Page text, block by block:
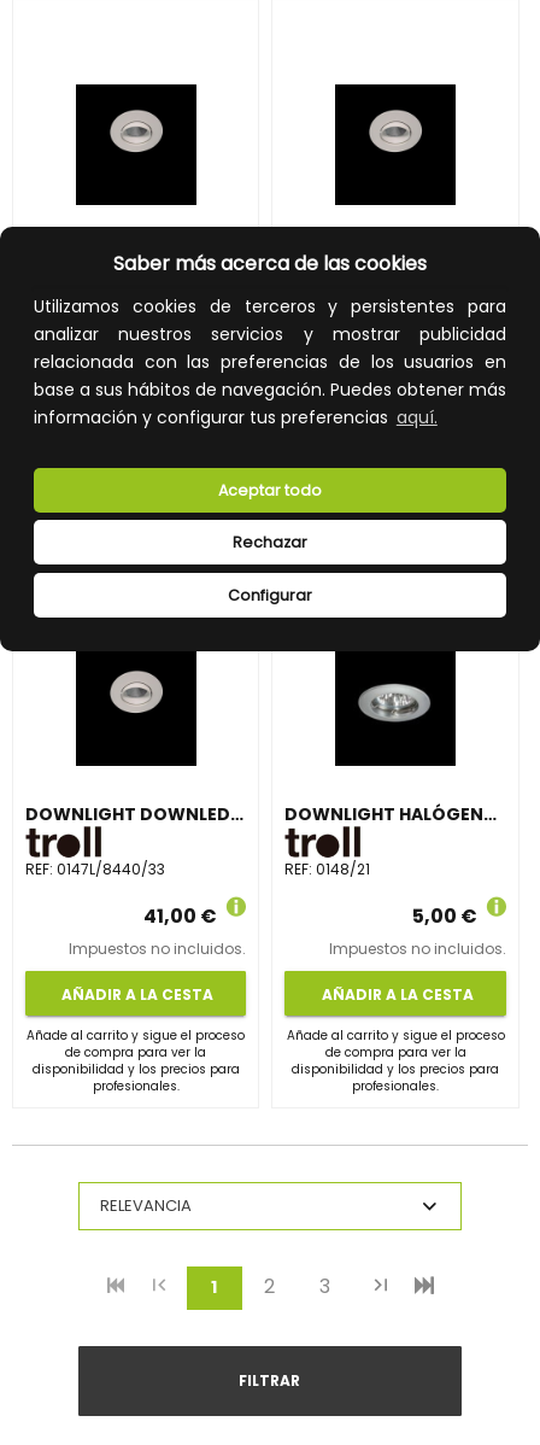
Saber más acerca de las cookies
Utilizamos cookies de terceros y persistentes para
analizar nuestros servicios y mostrar publicidad
relacionada con las preferencias de los usuarios en
base a sus hábitos de navegación. Puedes obtener más
información y configurar tus preferencias aquí.
Configurar
Rechazar
Aceptar todo
DOWNLIGHT DOWNLED 3000K 40º 7W NEGRO
REF:0147L/8340/04
31,00 €
Impuestos no incluidos.
AÑADIR A LA CESTA
Añade al carrito y sigue el proceso
disponibilidad y los precios para
profesionales.
REF: 0147L/8420/33
41,00 €
Impuestos no incluidos.
AÑADIR A LA CESTA
Añade al carrito y sigue el proceso
disponibilidad y los precios para
profesionales.
DOWNLIGHT DOWNLED 4000K 40° 7W BLANCO
REF: 0147L/8440/33
41,00 €
Impuestos no incluidos.
AÑADIR A LA CESTA
Añade al carrito y sigue el proceso
de compra para ver la
disponibilidad y los precios para
profesionales.
DOWNLIGHT HALÓGENA BTZ5 FIJO GRIS
REF:0148/21
5,00 €
Impuestos no incluidos.
AÑADIR A LA CESTA
Añade al carrito y sigue el proceso
de compra para ver la
disponibilidad y los precios para
profesionales.
1(current)
2 3
FILTRAR